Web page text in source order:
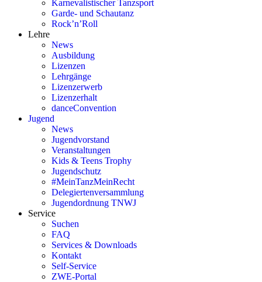
Karnevalistischer Tanzsport
Garde- und Schautanz
Rock’n’Roll
Lehre
News
Ausbildung
Lizenzen
Lehrgänge
Lizenzerwerb
Lizenzerhalt
danceConvention
Jugend
News
Jugendvorstand
Veranstaltungen
Kids & Teens Trophy
Jugendschutz
#MeinTanzMeinRecht
Delegiertenversammlung
Jugendordnung TNWJ
Service
Suchen
FAQ
Services & Downloads
Kontakt
Self-Service
ZWE-Portal